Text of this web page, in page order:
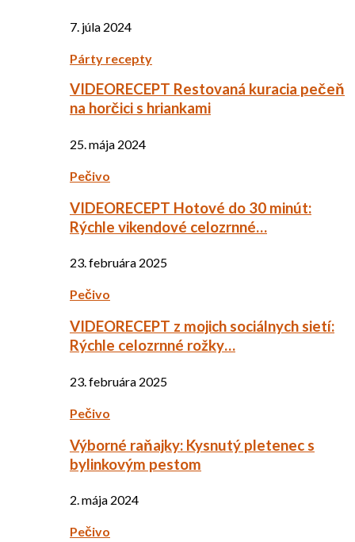
7. júla 2024
Párty recepty
VIDEORECEPT Restovaná kuracia pečeň
na horčici s hriankami
25. mája 2024
Pečivo
VIDEORECEPT Hotové do 30 minút:
Rýchle vikendové celozrnné…
23. februára 2025
Pečivo
VIDEORECEPT z mojich sociálnych sietí:
Rýchle celozrnné rožky…
23. februára 2025
Pečivo
Výborné raňajky: Kysnutý pletenec s
bylinkovým pestom
2. mája 2024
Pečivo